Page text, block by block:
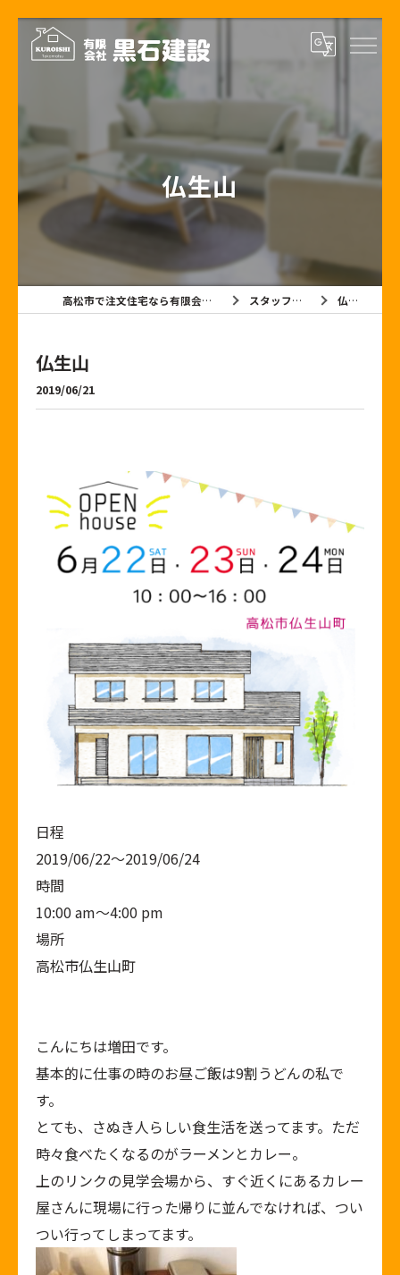
仏生山
高松市で注文住宅なら有限会社黒石建設 スタッフブログ 仏生山
仏生山
2019/06/21
日程
2019/06/22〜2019/06/24
時間
10:00 am〜4:00 pm
場所
高松市仏生山町
こんにちは増田です。
基本的に仕事の時のお昼ご飯は9割うどんの私で
す。
とても、さぬき人らしい食生活を送ってます。ただ
時々食べたくなるのがラーメンとカレー。
上のリンクの見学会場から、すぐ近くにあるカレー
屋さんに現場に行った帰りに並んでなければ、つい
つい行ってしまってます。